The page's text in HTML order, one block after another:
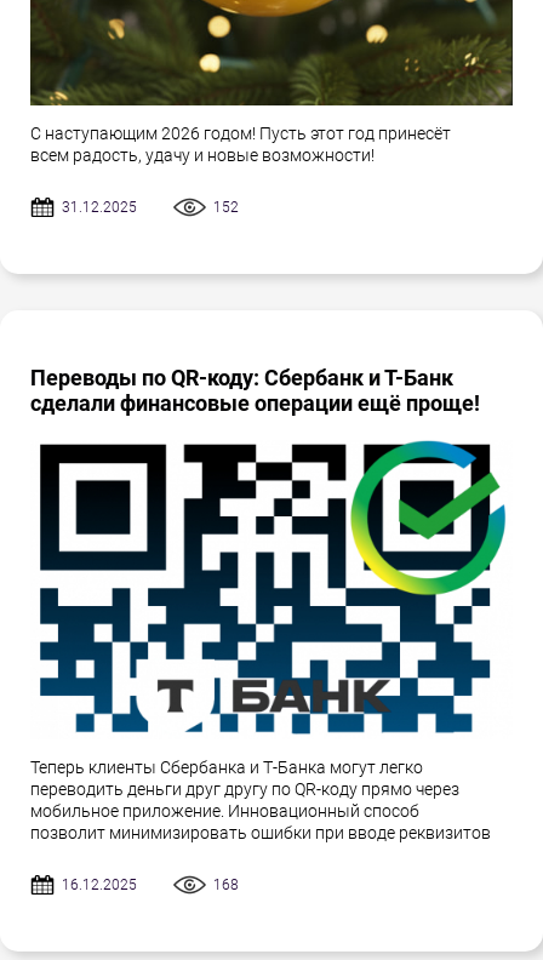
С наступающим 2026 годом! Пусть этот год принесёт
всем радость, удачу и новые возможности!
31.12.2025 152
Переводы по QR-коду: Сбербанк и Т-Банк
сделали финансовые операции ещё проще!
Теперь клиенты Сбербанка и Т-Банка могут легко
переводить деньги друг другу по QR-коду прямо через
мобильное приложение. Инновационный способ
позволит минимизировать ошибки при вводе реквизитов
16.12.2025 168